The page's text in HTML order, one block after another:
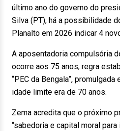
último ano do governo do
Silva (PT), há a possibilidade
Planalto em 2026 indicar 4
A aposentadoria compulsória
ocorre aos 75 anos, regra
“PEC da Bengala”,
idade limite era de 70 anos.
Zema acredita que o próximo
“sabedoria e capital moral